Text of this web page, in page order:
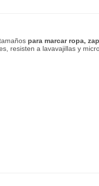
para marcar ropa,
resisten a lavavajillas y